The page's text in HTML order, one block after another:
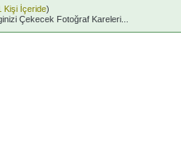
Kişi İçeride)
Çekecek Fotoğraf Kareleri...